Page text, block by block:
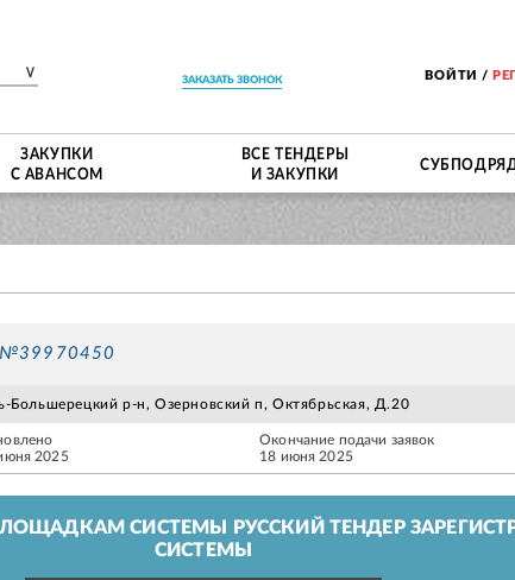
V ЗАКАЗАТЬ ЗВОНОК ВОЙТИ /
ЗАКУПКИ
С АВАНСОМ
ВСЕ ТЕНДЕРЫ
И ЗАКУПКИ
№39970450
Большерецкий р-н, Озерновский п, Октябрьская, Д.20
2025
Окончание подачи заявок
18 июня 2025
СИСТЕМЫ РУССКИЙ ТЕНДЕР
СИСТЕМЫ